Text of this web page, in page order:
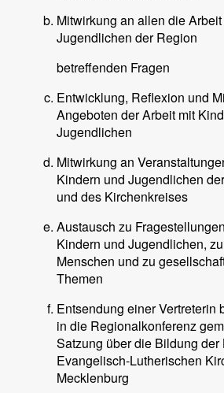
Mitwirkung an allen die
Jugendlichen der Region
betreffenden Fragen
Entwicklung, Reflexion und
Angeboten der Arbeit mit
Jugendlichen
Mitwirkung an
Kindern und Jugendlichen
und des Kirchenkreises
Austausch zu
Kindern und Jugendlichen,
Menschen und zu
Themen
Entsendung einer Vertreterin
in die Regionalkonferenz
Satzung über die Bildung
Evangelisch-Lutherischen
Mecklenburg